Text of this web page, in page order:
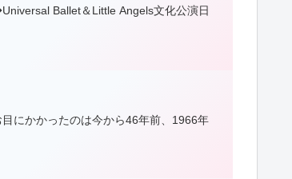
Ballet＆Little Angels文化公演日
にかかったのは今から46年前、1966年